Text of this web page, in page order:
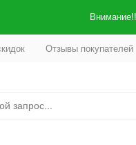
Отзывы покупателей